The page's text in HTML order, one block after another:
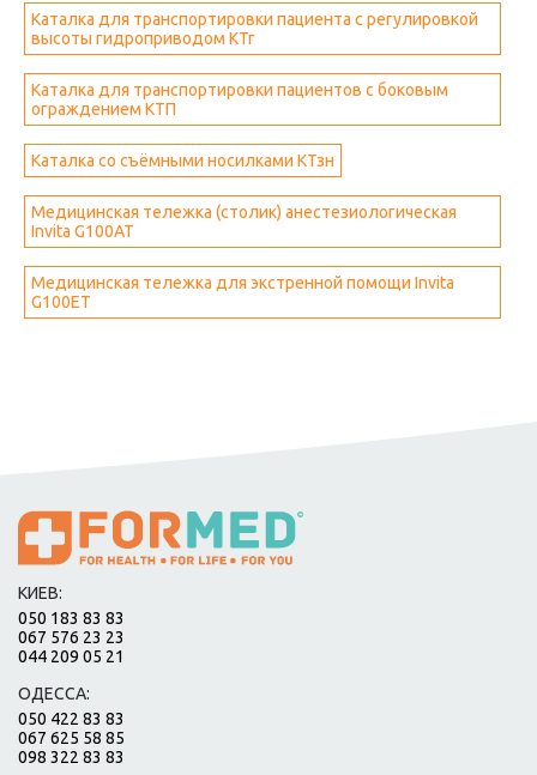
Каталка для транспортировки пациента с регулировкой
высоты гидроприводом КТг
Каталка для транспортировки пациентов с боковым
ограждением КТП
Каталка со съёмными носилками КТзн
Медицинская тележка (столик) анестезиологическая
Invita G100AT
Медицинская тележка для экстренной помощи Invita
G100ET
КИЕВ:
050 183 83 83
067 576 23 23
044 209 05 21
ОДЕССА:
050 422 83 83
067 625 58 85
098 322 83 83